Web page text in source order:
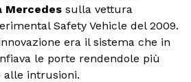
Mercedes sulla vettura
Safety Vehicle del 2009.
era il sistema che in
le porte rendendole più
alle intrusioni.